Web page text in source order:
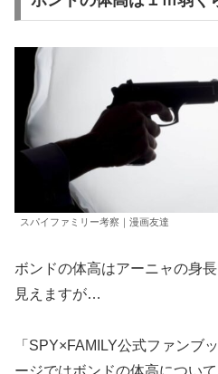
スパイファミリー考察｜漫画友達
ボンドの体高はアーニャの身
見えますが…
「SPY×FAMILY公式ファン